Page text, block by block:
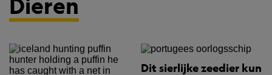
Dit sierlijke zeedier kun